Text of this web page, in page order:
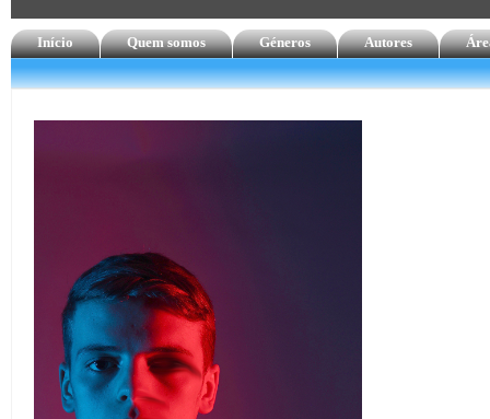
Início Quem somos Géneros Autores